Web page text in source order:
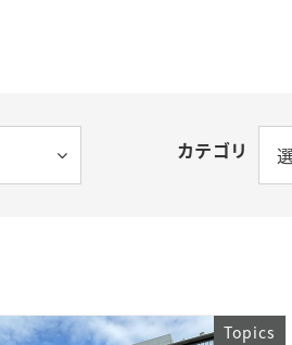
カテゴリ
Topics